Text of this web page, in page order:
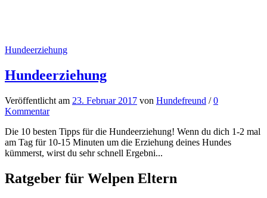
Hundeerziehung
Hundeerziehung
Veröffentlicht am 23. Februar 2017 von Hundefreund /0
Kommentar
Die 10 besten Tipps für die Hundeerziehung! Wenn du dich 1-2 mal
am Tag für 10-15 Minuten um die Erziehung deines Hundes
kümmerst, wirst du sehr schnell Ergebni...
Ratgeber für Welpen Eltern